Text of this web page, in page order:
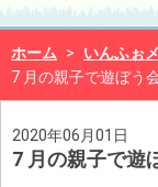
ホーム > いんふぉ
7 月の親子で遊ぼう
2020年06月01日
7 月の親子で遊